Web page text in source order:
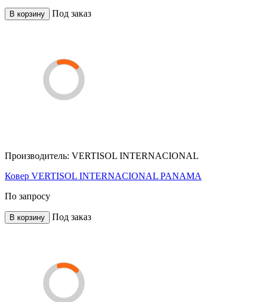
В корзину Под заказ
Производитель: VERTISOL INTERNACIONAL
Ковер VERTISOL INTERNACIONAL PANAMA
По запросу
В корзину Под заказ